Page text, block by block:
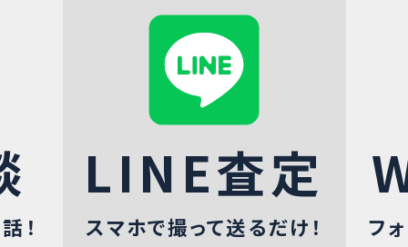
！
LINE査定
スマホで撮って送るだけ！ フ